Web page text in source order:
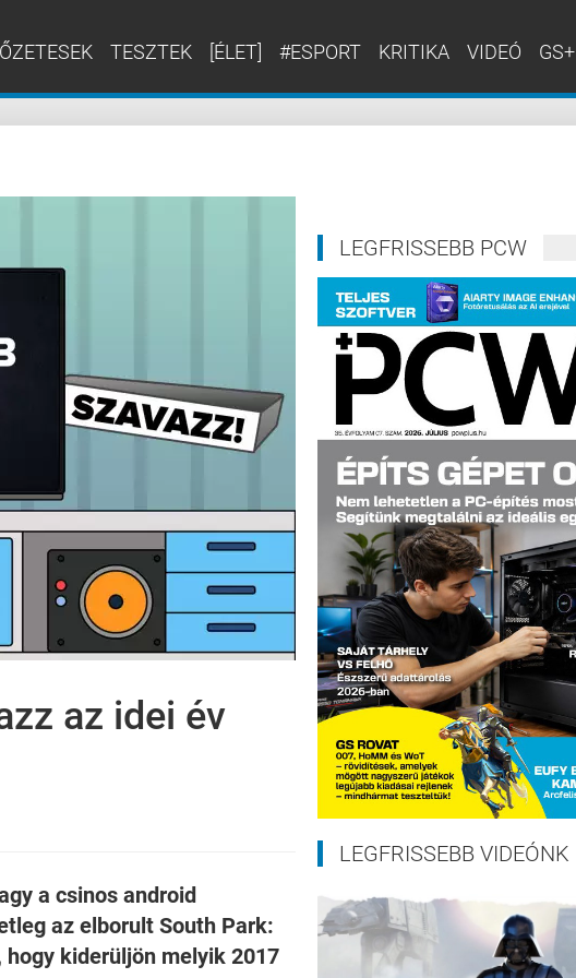
TESZTEK [ÉLET] #ESPORT KRITIKA VIDEÓ GS+
az idei év
a csinos android
az elborult South Park:
kiderüljön melyik 2017
LEGFRISSEBB PCW
LEGFRISSEBB VIDEÓNK